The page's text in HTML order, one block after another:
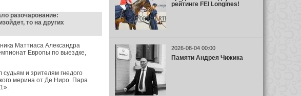
разочарование:
то на других
Маттиаса Александра
Европы по выездке,
и зрителям гнедого
мерина от Де Ниро. Пара
рейтинге FEI Longines!
2026-08-04 00:00
Памяти Андрея Чижика